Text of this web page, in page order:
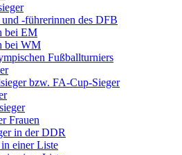
-führerinnen des DFB
bei EM
bei WM
Fußballturniers
bzw. FA-Cup-Sieger
Frauen
in der DDR
einer Liste